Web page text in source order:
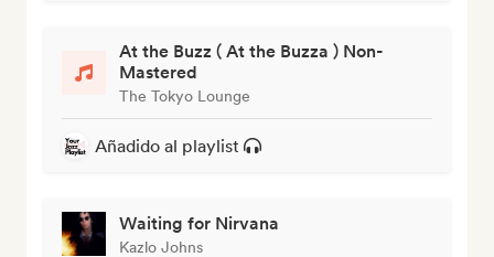
At the Buzz ( At the Buzza ) Non-
Mastered
The Tokyo Lounge
Añadido al playlist
Waiting for Nirvana
Kazlo Johns